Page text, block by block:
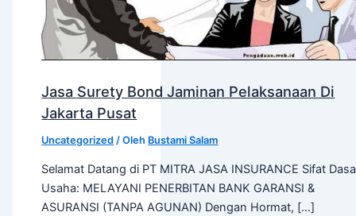
Jasa Surety Bond Jaminan Pelaksanaan Di
Jakarta Pusat
Uncategorized / Oleh Bustami Salam
Selamat Datang di PT MITRA JASA INSURANCE Sifat
Usaha: MELAYANI PENERBITAN BANK GARANSI &
ASURANSI (TANPA AGUNAN) Dengan Hormat, […]